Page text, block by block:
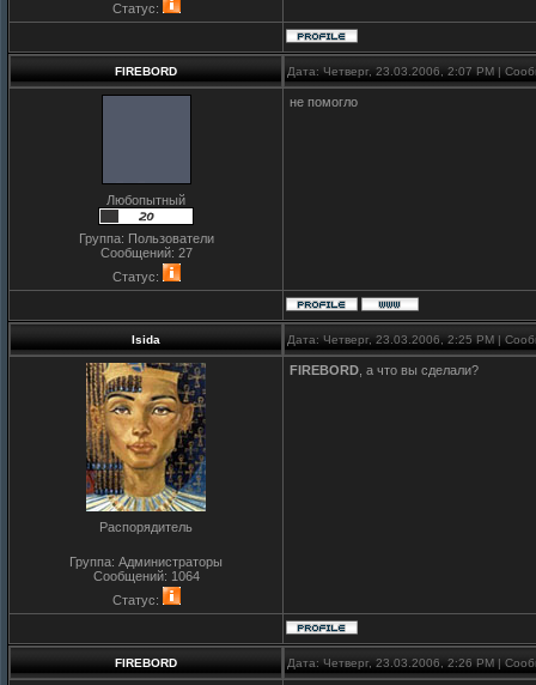
Статус:
FIREBORD Дата: Четверг, 23.03.2006, 2:07 PM |
Любопытный
Группа: Пользователи
Сообщений: 27
Статус:
не помогло
Isida Дата: Четверг, 23.03.2006, 2:25 PM |
Распорядитель
Группа: Администраторы
Сообщений: 1064
Статус:
FIREBORD , а что вы сделали?
FIREBORD Дата: Четверг, 23.03.2006, 2:26 PM |